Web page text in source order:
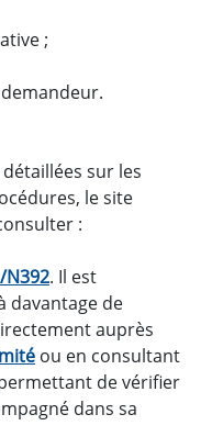
;
sur les
le site
:
. Il est
davantage de
auprès
ou en consultant
de vérifier
dans sa